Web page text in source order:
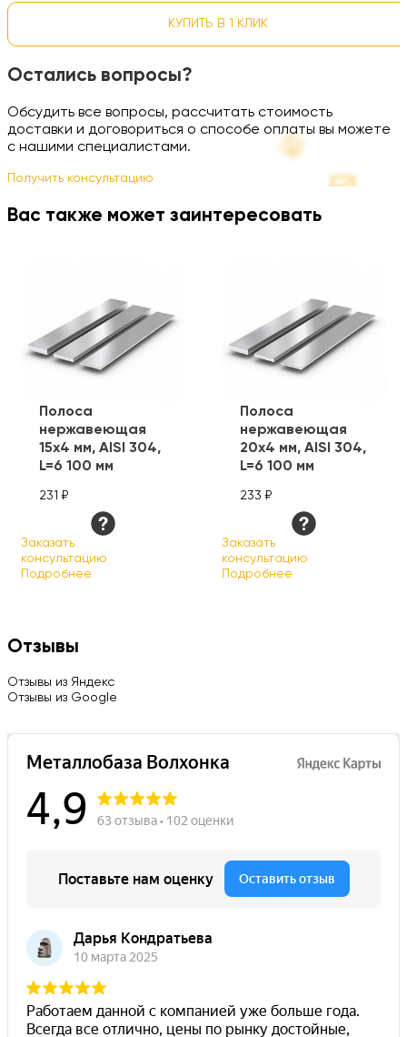
КУПИТЬ В 1 КЛИК
Остались вопросы?
Обсудить все вопросы, рассчитать стоимость
доставки и договориться о способе оплаты вы можете
с нашими специалистами.
Получить консультацию
Вас также может заинтересовать
Полоса
нержавеющая
15х4 мм, AISI 304,
L=6 100 мм
231 ₽
Заказать
консультацию
Подробнее
Полоса
нержавеющая
20х4 мм, AISI 304,
L=6 100 мм
233 ₽
Заказать
консультацию
Подробнее
Отзывы
Отзывы из Яндекс
Отзывы из Google